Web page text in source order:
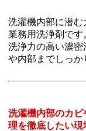
洗濯機内部に潜
業務用洗浄剤です
洗浄力の高い濃
や内部までしっか
洗濯機内部のカ
理を徹底したい現